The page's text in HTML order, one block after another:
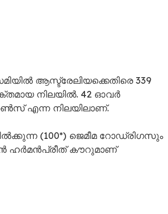
ആസ്ട്രേലിയക്കെതിരെ 339
നിലയിൽ. 42 ഓവർ
റൺസ് എന്ന നിലയിലാണ്.
(100*) ജെമീമ റോഡ്രിഗസും
ഹർമൻപ്രീത് കൗറുമാണ്